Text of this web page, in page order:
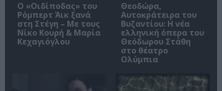
O «Οιδίποδας» του
Ρόμπερτ Άικ ξανά
στη Στέγη – Με τους
Νίκο Κουρή & Μαρία
Κεχαγιόγλου
Θεοδώρα,
Αυτοκράτειρα του
Βυζαντίου: Η νέα
ελληνική όπερα του
Θεόδωρου Στάθη
στο θέατρο
Ολύμπια